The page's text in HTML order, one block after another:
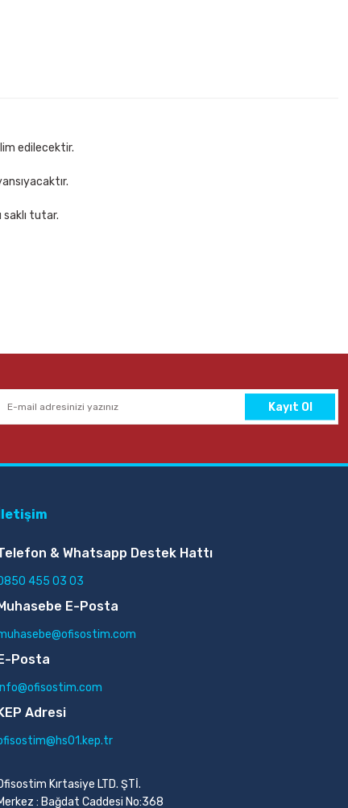
edilecektir.
tutar.
Kayıt Ol
& Whatsapp Destek Hattı
455 03 03
E-Posta
Posta
Adresi
Kırtasiye LTD. ŞTİ.
: Bağdat Caddesi No:368